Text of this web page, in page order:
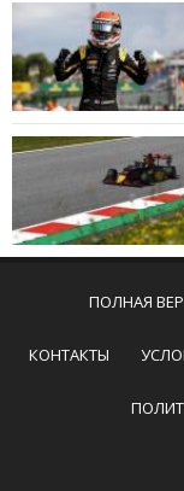
ПОЛНАЯ
КОНТАКТЫ